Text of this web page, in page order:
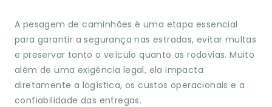
A pesagem de caminhões é uma etapa essencial
para garantir a segurança nas estradas, evitar multas
e preservar tanto o veículo quanto as rodovias. Muito
além de uma exigência legal, ela impacta
diretamente a logística, os custos operacionais e a
confiabilidade das entregas.